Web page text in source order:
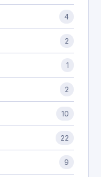
4
2
1
2
10
22
9